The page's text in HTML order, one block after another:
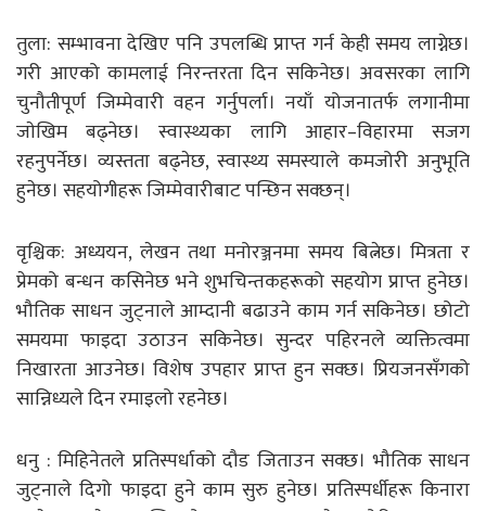
तुला: सम्भावना देखिए पनि उपलब्धि प्राप्त गर्न केही समय लाग्नेछ।
गरी आएको कामलाई निरन्तरता दिन सकिनेछ। अवसरका लागि
चुनौतीपूर्ण जिम्मेवारी वहन गर्नुपर्ला। नयाँ योजनातर्फ लगानीमा
जाेखिम बढ्नेछ। स्वास्थ्यका लागि आहार–विहारमा सजग
रहनुपर्नेछ। व्यस्तता बढ्नेछ, स्वास्थ्य समस्याले कमजोरी अनुभूति
हुनेछ। सहयोगीहरू जिम्मेवारीबाट पन्छिन सक्छन्।
वृश्चिक: अध्ययन, लेखन तथा मनोरञ्जनमा समय बित्नेछ। मित्रता र
प्रेमको बन्धन कसिनेछ भने शुभचिन्तकहरूको सहयोग प्राप्त हुनेछ।
भौतिक साधन जुट्नाले आम्दानी बढाउने काम गर्न सकिनेछ। छोटो
समयमा फाइदा उठाउन सकिनेछ। सुन्दर पहिरनले व्यक्तित्वमा
निखारता आउनेछ। विशेष उपहार प्राप्त हुन सक्छ। प्रियजनसँगको
सान्निध्यले दिन रमाइलो रहनेछ।
धनु : मिहिनेतले प्रतिस्पर्धाको दौड जिताउन सक्छ। भौतिक साधन
जुट्नाले दिगो फाइदा हुने काम सुरु हुनेछ। प्रतिस्पर्धीहरू किनारा